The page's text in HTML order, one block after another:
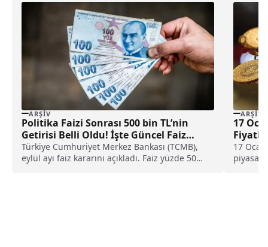
ARŞIV
Politika Faizi Sonrası 500 bin TL’nin
Getirisi Belli Oldu! İşte Güncel Faiz
Getirileri
Türkiye Cumhuriyet Merkez Bankası (TCMB),
eylül ayı faiz kararını açıkladı. Faiz yüzde 50
ARŞIV
17
17